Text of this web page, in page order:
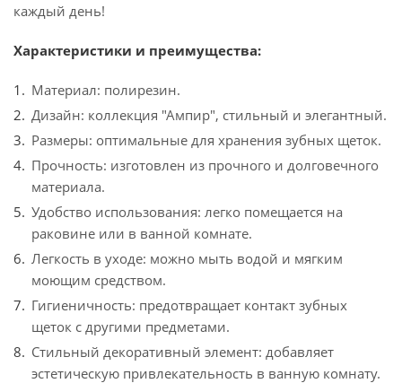
каждый день!
Характеристики и преимущества:
Материал: полирезин.
Дизайн: коллекция "Ампир", стильный и элегантный.
Размеры: оптимальные для хранения зубных щеток.
Прочность: изготовлен из прочного и долговечного
материала.
Удобство использования: легко помещается на
раковине или в ванной комнате.
Легкость в уходе: можно мыть водой и мягким
моющим средством.
Гигиеничность: предотвращает контакт зубных
щеток с другими предметами.
Стильный декоративный элемент: добавляет
эстетическую привлекательность в ванную комнату.